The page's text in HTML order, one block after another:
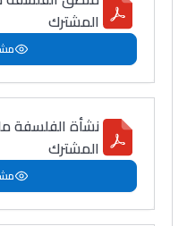
التعليم الثانوي
au Maroc
المشترك
نشأة الفلسفة
المشترك